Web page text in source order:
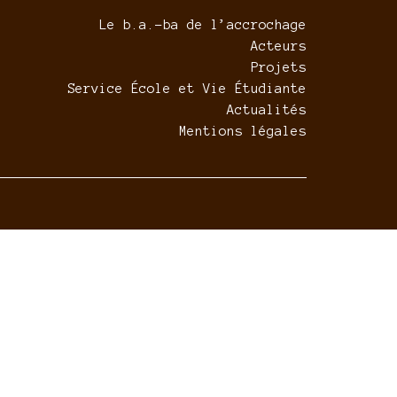
Le b.a.-ba de l’accrochage
Acteurs
Projets
Service École et Vie Étudiante
Actualités
Mentions légales